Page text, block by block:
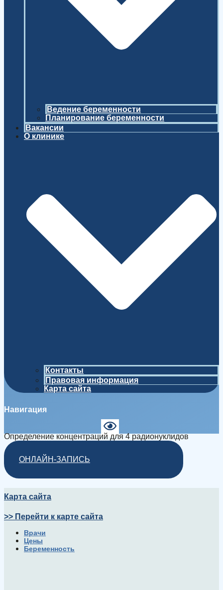
Ведение беременности
Планирование беременности
Вакансии
О клинике
Контакты
Правовая информация
Карта сайта
Навигация
Определение концентраций для 4 радионуклидов
ОНЛАЙН-ЗАПИСЬ
Карта сайта
>> Перейти к карте сайта
Врачи
Цены
Беременность